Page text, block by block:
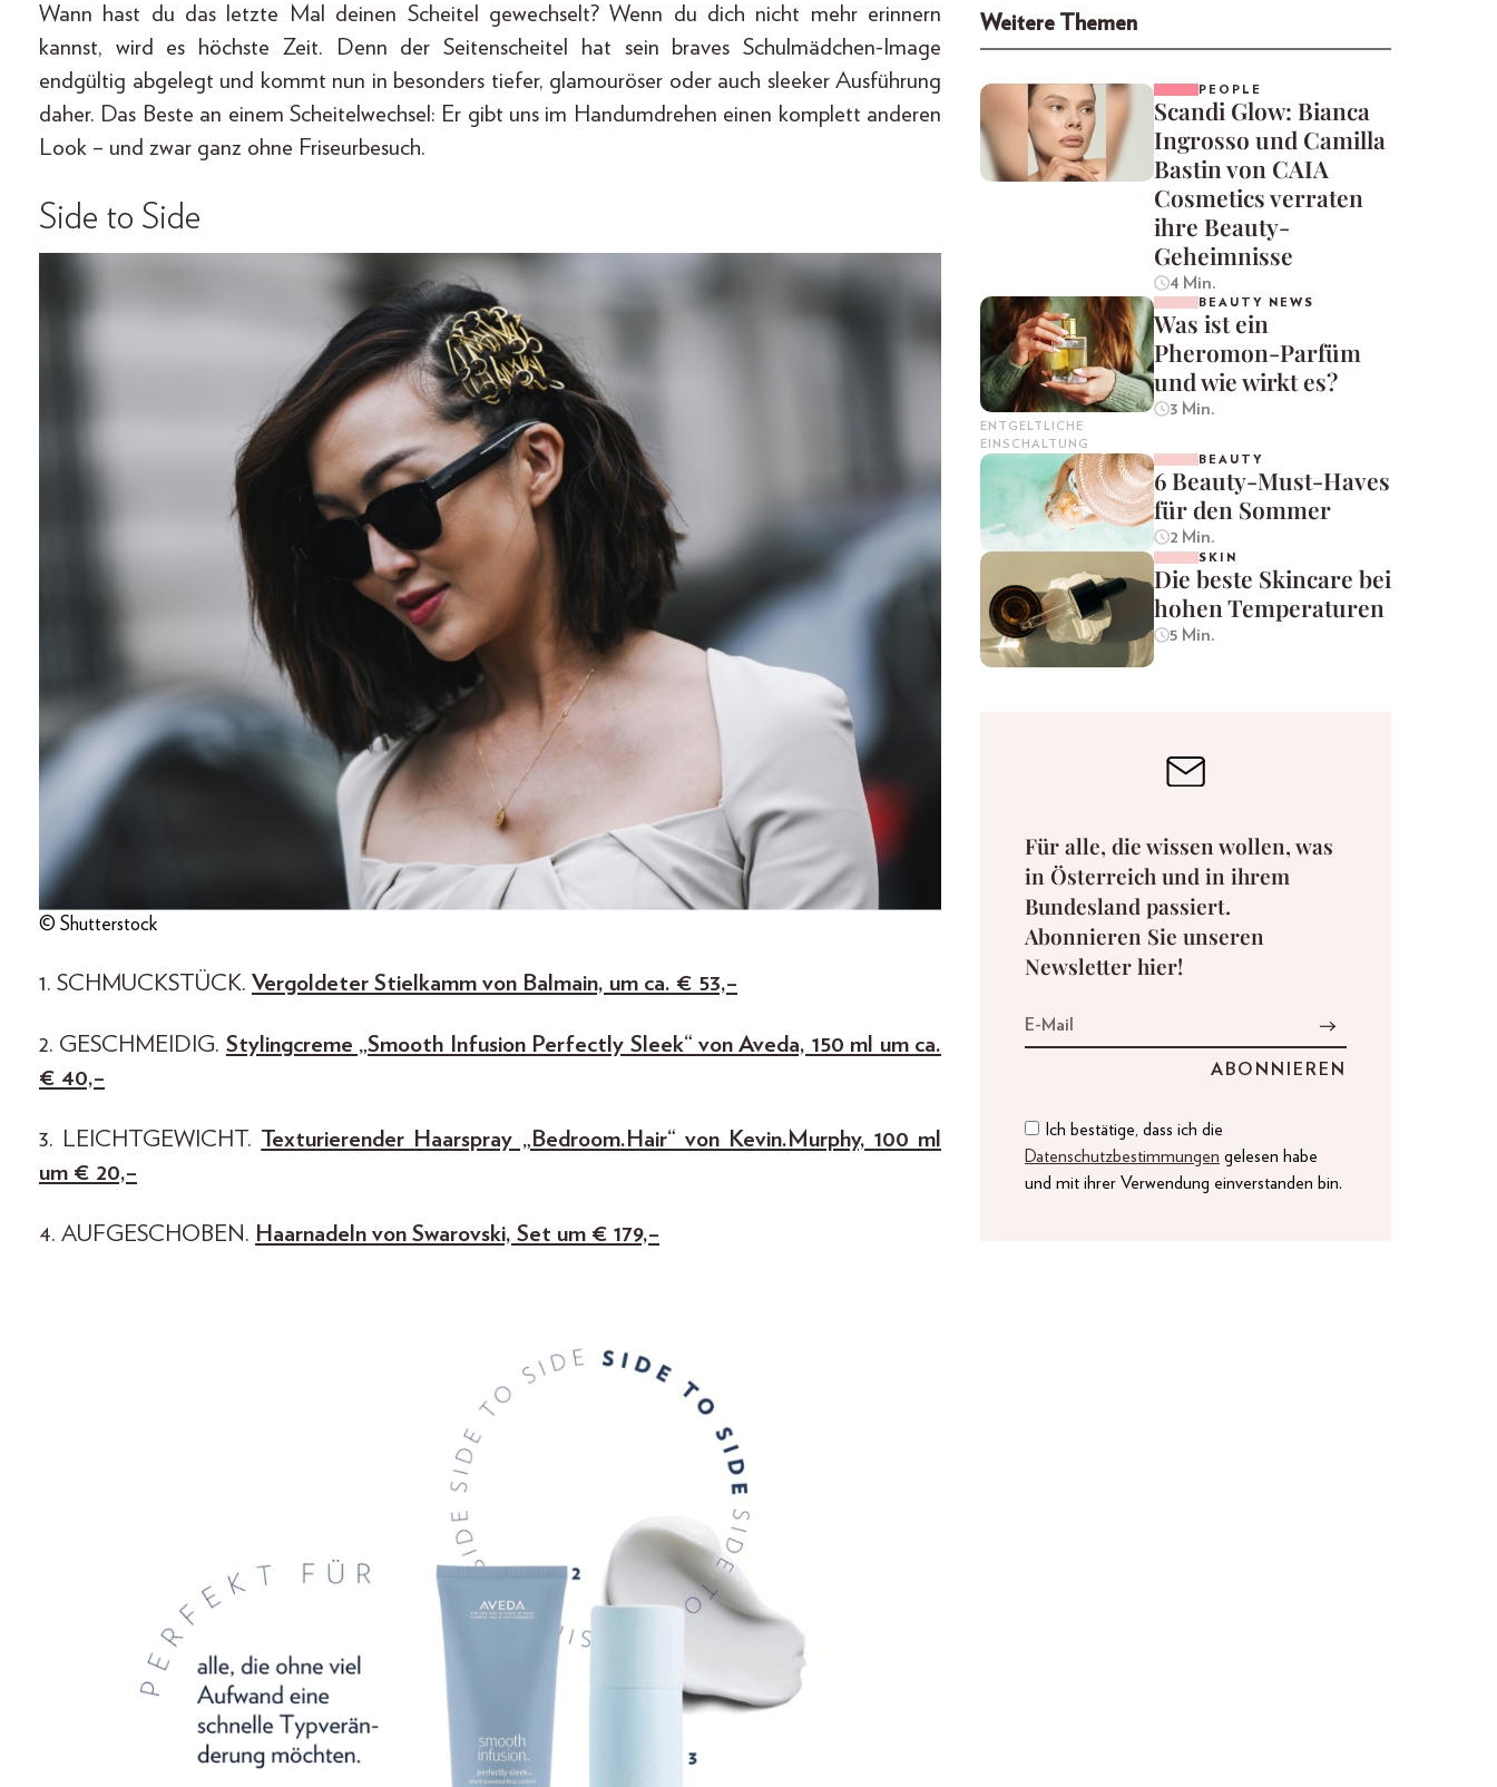
Wann hast du das letzte Mal deinen Scheitel gewechselt? Wenn du dich nicht mehr erinnern
kannst, wird es höchste Zeit. Denn der Seitenscheitel hat sein braves Schulmädchen-Image
endgültig abgelegt und kommt nun in besonders tiefer, glamouröser oder auch sleeker Ausführung
daher. Das Beste an einem Scheitelwechsel: Er gibt uns im Handumdrehen einen komplett anderen
Look – und zwar ganz ohne Friseurbesuch.
Side to Side
© Shutterstock
1. SCHMUCKSTÜCK. Vergoldeter Stielkamm von Balmain, um ca. € 53,–
2. GESCHMEIDIG. Stylingcreme „Smooth Infusion Perfectly Sleek“ von Aveda, 150 ml um ca.
€ 40,–
3. LEICHTGEWICHT. Texturierender Haarspray „Bedroom.Hair“ von Kevin.Murphy, 100 ml
um € 20,–
4. AUFGESCHOBEN. Haarnadeln von Swarovski, Set um € 179,–
Weitere Themen
PEOPLE
Scandi Glow: Bianca
Ingrosso und Camilla
Bastin von CAIA
Cosmetics verraten
ihre Beauty-
Geheimnisse
4 Min.
ENTGELTLICHE
EINSCHALTUNG
BEAUTY NEWS
Was ist ein
Pheromon-Parfüm
und wie wirkt es?
3 Min.
BEAUTY
6 Beauty-Must-Haves
für den Sommer
2 Min.
SKIN
Die beste Skincare bei
hohen Temperaturen
5 Min.
Für alle, die wissen wollen, was
in Österreich und in ihrem
Bundesland passiert.
Abonnieren Sie unseren
Newsletter hier!
Ich bestätige, dass ich die
Datenschutzbestimmungen gelesen habe
und mit ihrer Verwendung einverstanden bin.